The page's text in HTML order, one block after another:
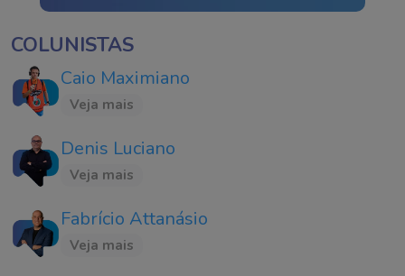
COLUNISTAS
Caio Maximiano
Veja mais
Denis Luciano
Veja mais
Fabrício Attanásio
Veja mais